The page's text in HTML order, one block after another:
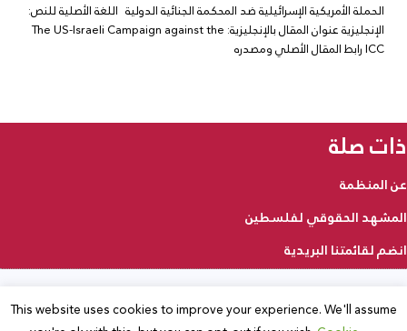
الحملة الأمريكية الإسرائيلية ضد المحكمة الجنائية الدولية اللغة الأصلية للنص:
الإنجليزية عنوان المقال بالإنجليزية: The US-Israeli Campaign against the
ICC رابط المقال الأصلي ومصدره
ذات صلة
عن المنظمة
المشهد الحقوقي لفلسطين
انضم لقائمتنا البريدية
2025 © جميع الحقوق محفوظة
This website uses cookies to improve your experience. We'll assume